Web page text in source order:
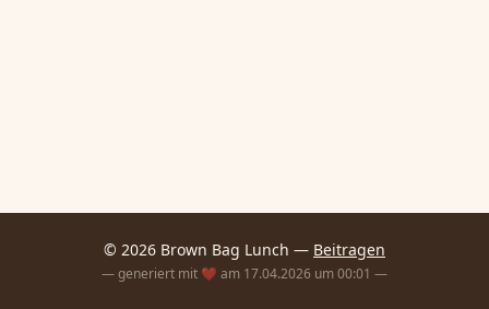
© 2026 Brown Bag Lunch — Beitragen
— generiert mit ❤️ am 17.04.2026 um 00:01 —